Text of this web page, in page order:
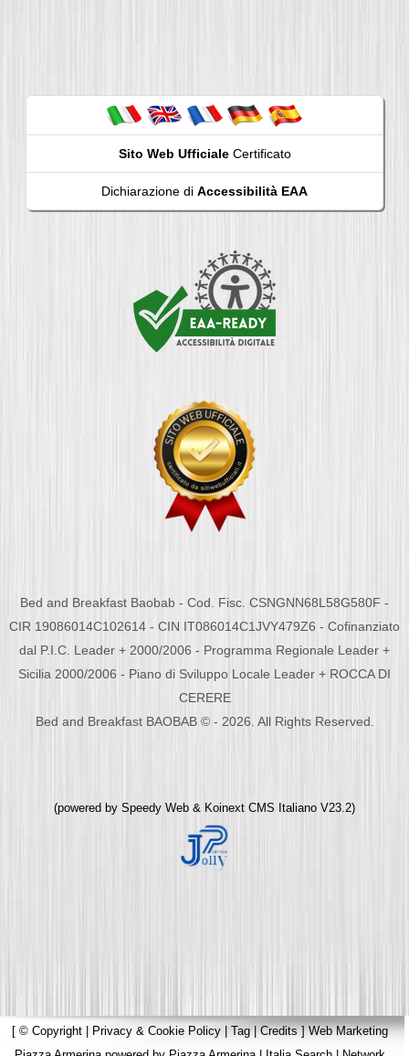
Sito Web UfficialeCertificato
Dichiarazione di Accessibilità EAA
Bed and Breakfast Baobab - Cod. Fisc. CSNGNN68L58G580F -
CIR 19086014C102614 - CIN IT086014C1JVY479Z6 - Cofinanziato
dal P.I.C. Leader + 2000/2006 - Programma Regionale Leader +
Sicilia 2000/2006 - Piano di Sviluppo Locale Leader + ROCCA DI
CERERE
Bed and Breakfast BAOBAB © - 2026. All Rights Reserved.
(powered by Speedy Web & Koinext CMS Italiano V23.2)
[ © Copyright | Privacy & Cookie Policy | Tag|Credits]Web Marketing